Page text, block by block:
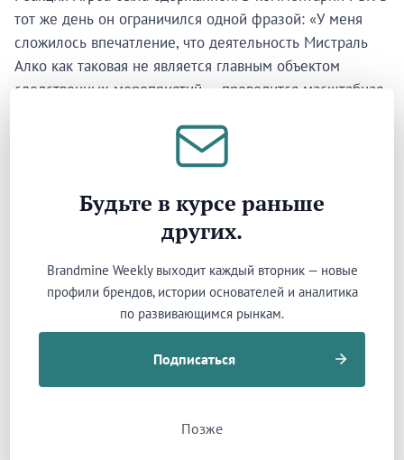
тот же день он ограничился одной фразой: «У меня
сложилось впечатление, что деятельность Мистраль
Алко как таковая не является главным объектом
следственных мероприятий — проводится масштабная
Без паники. Без громких пресс-конференций.
Обвинений Мистраль Алко так и не было предъявлено.
ТРАНСФОРМАЦИЯ
спустя — крупнейшая винная компания России.
Рублёвое ценообразование и этническая
монополия, которую невозможно воспроизвести,
Будьте в курсе раньше
других.
Brandmine Weekly выходит каждый вторник — новые
профили брендов, истории основателей и аналитика
по развивающимся рынкам.
Подписаться
Позже